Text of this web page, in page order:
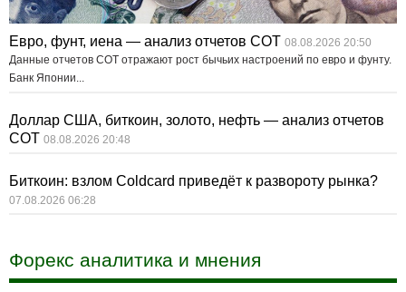
Евро, фунт, иена — анализ отчетов СОТ 08.08.2026 20:50
Данные отчетов COT отражают рост бычьих настроений по евро и фунту.
Банк Японии...
Доллар США, биткоин, золото, нефть — анализ отчетов
СОТ 08.08.2026 20:48
Биткоин: взлом Coldcard приведёт к развороту рынка?
07.08.2026 06:28
Форекс аналитика и мнения